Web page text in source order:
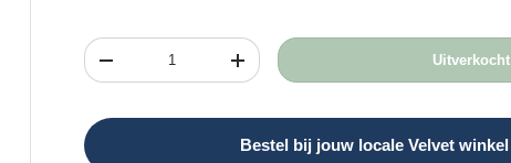
Aantal
Verlaag de hoeveelheidVerhoog de hoeveelheid Uitverkocht
Bestel bij jouw locale Velvet winkel